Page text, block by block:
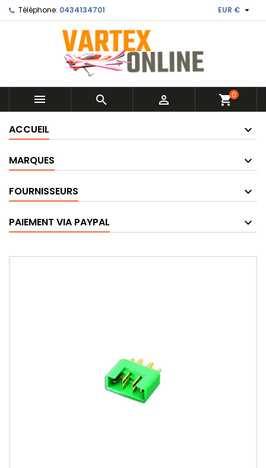
Téléphone: 0434134701 EUR € 
   shopping_cart0
ACCUEIL
MARQUES
FOURNISSEURS
PAIEMENT VIA PAYPAL